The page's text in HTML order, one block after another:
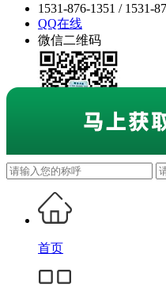
1531-876-1351 / 1531-
QQ在线
微信二维码
首页